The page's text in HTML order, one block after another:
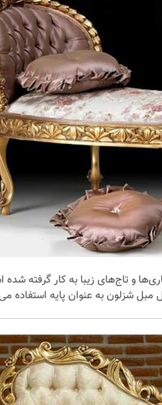
و تاج‌های زیبا به کار گرفته
مبل شزلون به عنوان پایه استفاده